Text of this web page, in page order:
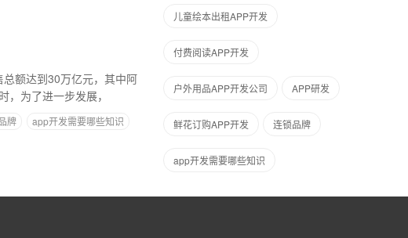
额达到30万亿元，其中阿
为了进一步发展，
牌 app开发需要哪些知识
儿童绘本出租APP开发
付费阅读APP开发
户外用品APP开发公司 APP研发
鲜花订购APP开发 连锁品牌
app开发需要哪些知识